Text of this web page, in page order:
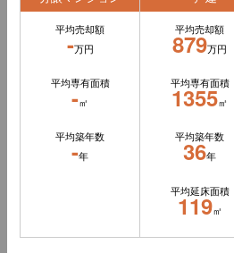
平均売却額
-万円
平均専有面積
-㎡
平均築年数
-年
平均売却額
879万円
平均専有面積
1355㎡
平均築年数
36年
平均延床面積
119㎡